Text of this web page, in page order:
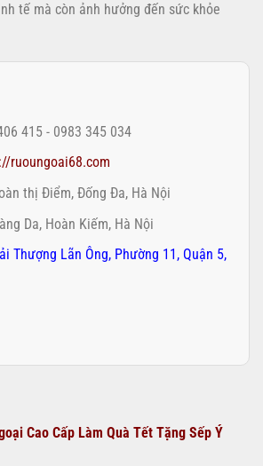
tế mà còn ảnh hưởng đến sức khỏe
415 - 0983 345 034
ruoungoai68.com
thị Điểm, Đống Đa, Hà Nội
Da, Hoàn Kiếm, Hà Nội
Thượng Lãn Ông, Phường 11, Quận 5,
Cao Cấp Làm Quà Tết Tặng Sếp Ý